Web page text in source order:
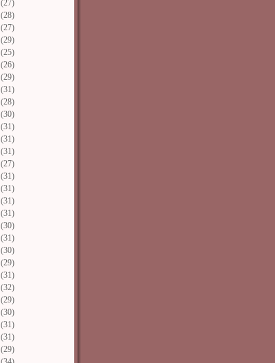
(27)
(28)
(27)
(29)
(25)
(26)
(29)
(31)
(28)
(30)
(31)
(31)
(31)
(27)
(31)
(31)
(31)
(31)
(30)
(31)
(30)
(29)
(31)
(32)
(29)
(30)
(31)
(31)
(29)